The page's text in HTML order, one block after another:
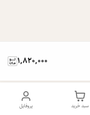
1,820,000
پروفایل سبد خرید